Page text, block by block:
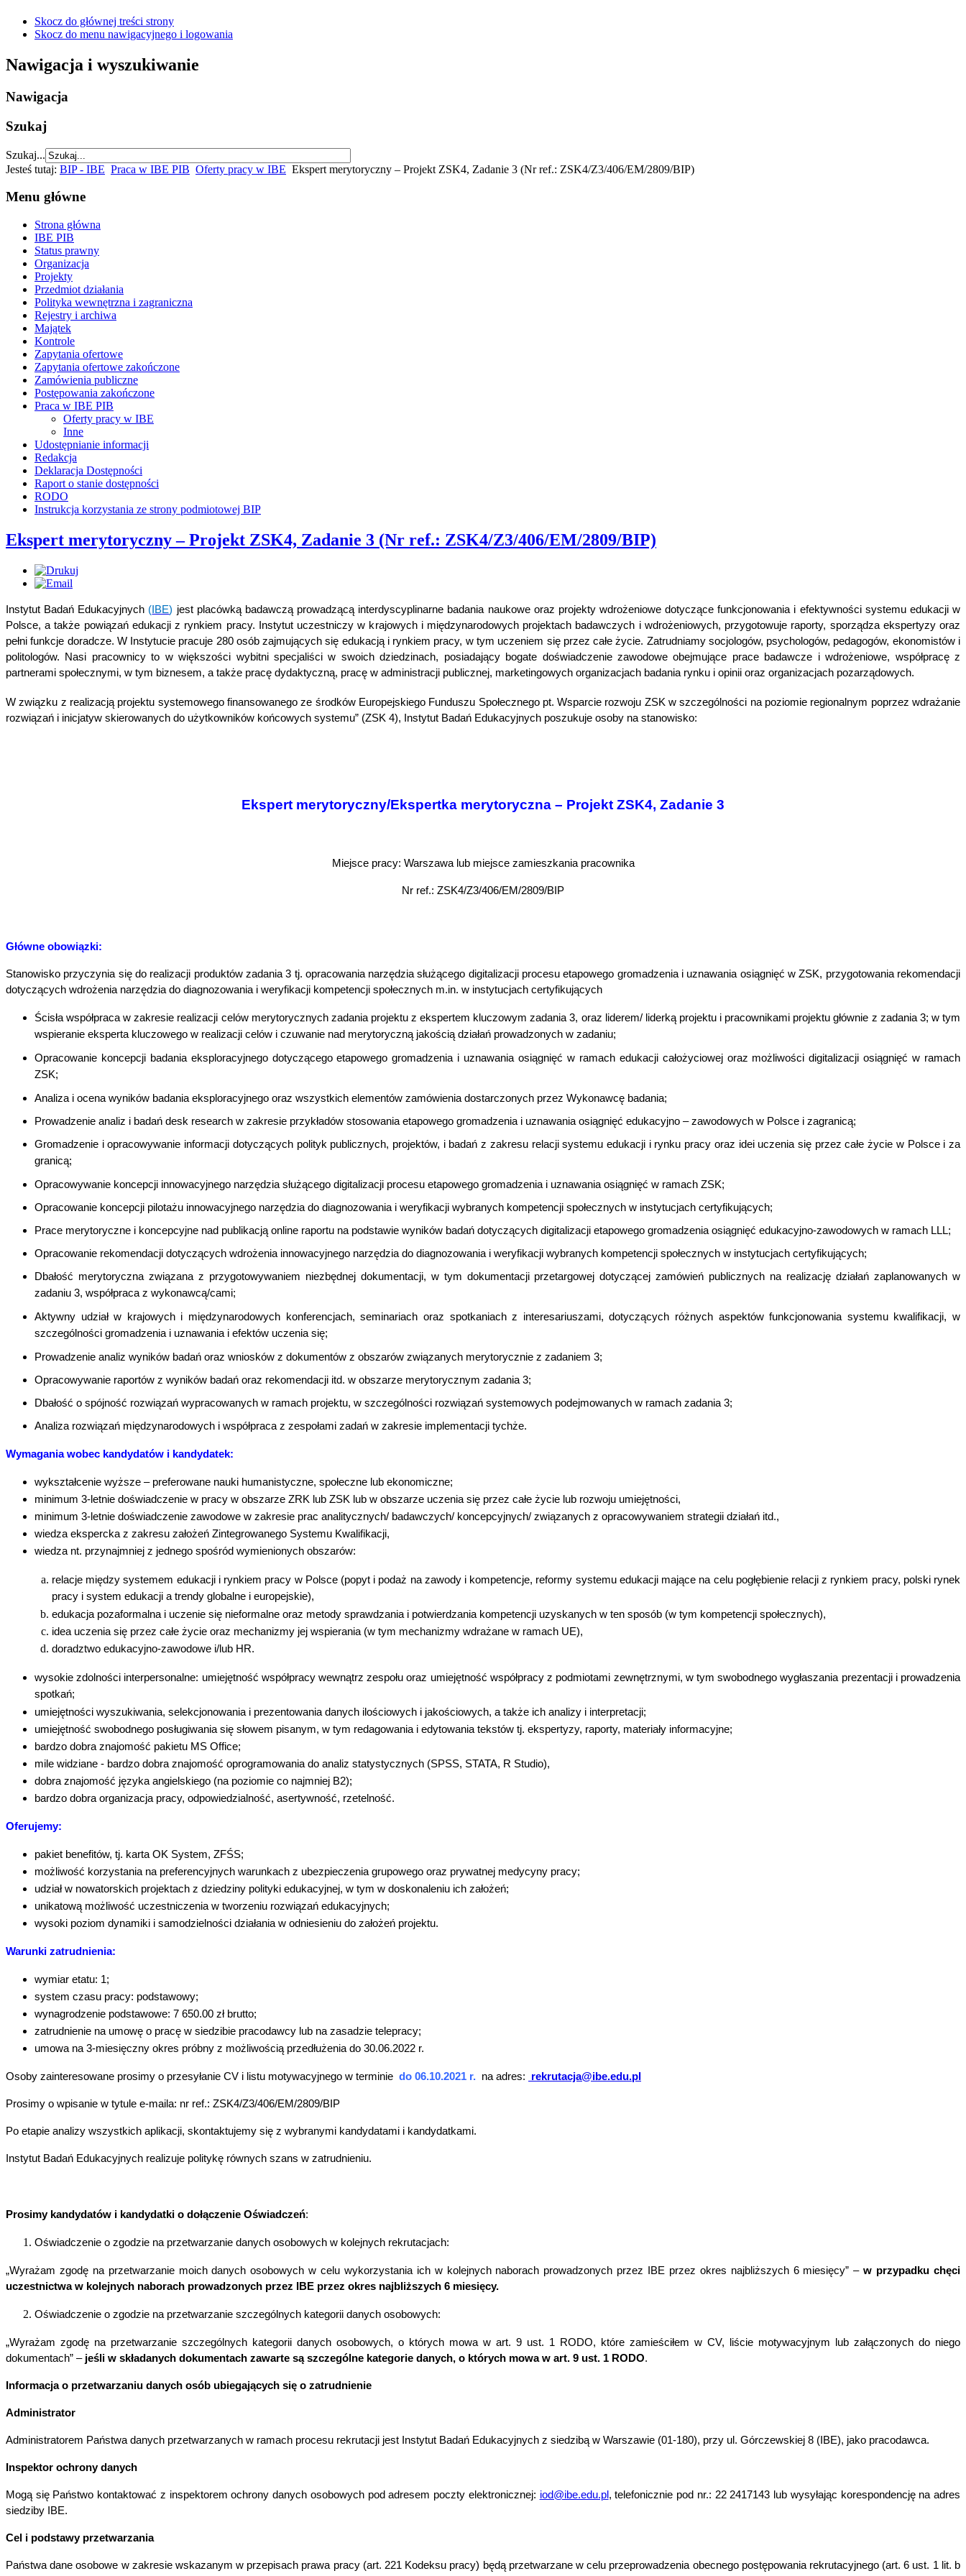
Skocz do głównej treści strony
Skocz do menu nawigacyjnego i logowania
Nawigacja i wyszukiwanie
Nawigacja
Szukaj
Szukaj...
Jesteś tutaj: BIP - IBE Praca w IBE PIB Oferty pracy w IBE Ekspert merytoryczny – Projekt ZSK4, Zadanie 3 (Nr ref.: ZSK4/Z3/406/EM/2809/BIP)
Menu główne
Strona główna
IBE PIB
Status prawny
Organizacja
Projekty
Przedmiot działania
Polityka wewnętrzna i zagraniczna
Rejestry i archiwa
Majątek
Kontrole
Zapytania ofertowe
Zapytania ofertowe zakończone
Zamówienia publiczne
Postępowania zakończone
Praca w IBE PIB
Oferty pracy w IBE
Inne
Udostępnianie informacji
Redakcja
Deklaracja Dostępności
Raport o stanie dostępności
RODO
Instrukcja korzystania ze strony podmiotowej BIP
Ekspert merytoryczny – Projekt ZSK4, Zadanie 3 (Nr ref.: ZSK4/Z3/406/EM/2809/BIP)
Instytut Badań Edukacyjnych ( IBE) jest placówką badawczą prowadzącą interdyscyplinarne badania naukowe oraz projekty wdrożeniowe dotyczące funkcjonowania i efektywności systemu edukacji w
Polsce, a także powiązań edukacji z rynkiem pracy. Instytut uczestniczy w krajowych i międzynarodowych projektach badawczych i wdrożeniowych, przygotowuje raporty, sporządza ekspertyzy oraz
pełni funkcje doradcze. W Instytucie pracuje 280 osób zajmujących się edukacją i rynkiem pracy, w tym uczeniem się przez całe życie. Zatrudniamy socjologów, psychologów, pedagogów, ekonomistów i
politologów. Nasi pracownicy to w większości wybitni specjaliści w swoich dziedzinach, posiadający bogate doświadczenie zawodowe obejmujące prace badawcze i wdrożeniowe, współpracę z
partnerami społecznymi, w tym biznesem, a także pracę dydaktyczną, pracę w administracji publicznej, marketingowych organizacjach badania rynku i opinii oraz organizacjach pozarządowych.
W związku z realizacją projektu systemowego finansowanego ze środków Europejskiego Funduszu Społecznego pt. Wsparcie rozwoju ZSK w szczególności na poziomie regionalnym poprzez wdrażanie
rozwiązań i inicjatyw skierowanych do użytkowników końcowych systemu” (ZSK 4), Instytut Badań Edukacyjnych poszukuje osoby na stanowisko:
Ekspert merytoryczny/Ekspertka merytoryczna – Projekt ZSK4, Zadanie 3
Miejsce pracy: Warszawa lub miejsce zamieszkania pracownika
Nr ref.: ZSK4/Z3/406/EM/2809/BIP
Główne obowiązki:
Stanowisko przyczynia się do realizacji produktów zadania 3 tj. opracowania narzędzia służącego digitalizacji procesu etapowego gromadzenia i uznawania osiągnięć w ZSK, przygotowania rekomendacji
dotyczących wdrożenia narzędzia do diagnozowania i weryfikacji kompetencji społecznych m.in. w instytucjach certyfikujących
Ścisła współpraca w zakresie realizacji celów merytorycznych zadania projektu z ekspertem kluczowym zadania 3, oraz liderem/ liderką projektu i pracownikami projektu głównie z zadania 3; w tym
wspieranie eksperta kluczowego w realizacji celów i czuwanie nad merytoryczną jakością działań prowadzonych w zadaniu;
Opracowanie koncepcji badania eksploracyjnego dotyczącego etapowego gromadzenia i uznawania osiągnięć w ramach edukacji całożyciowej oraz możliwości digitalizacji osiągnięć w ramach
ZSK;
Analiza i ocena wyników badania eksploracyjnego oraz wszystkich elementów zamówienia dostarczonych przez Wykonawcę badania;
Prowadzenie analiz i badań desk research w zakresie przykładów stosowania etapowego gromadzenia i uznawania osiągnięć edukacyjno – zawodowych w Polsce i zagranicą;
Gromadzenie i opracowywanie informacji dotyczących polityk publicznych, projektów, i badań z zakresu relacji systemu edukacji i rynku pracy oraz idei uczenia się przez całe życie w Polsce i za
granicą;
Opracowywanie koncepcji innowacyjnego narzędzia służącego digitalizacji procesu etapowego gromadzenia i uznawania osiągnięć w ramach ZSK;
Opracowanie koncepcji pilotażu innowacyjnego narzędzia do diagnozowania i weryfikacji wybranych kompetencji społecznych w instytucjach certyfikujących;
Prace merytoryczne i koncepcyjne nad publikacją online raportu na podstawie wyników badań dotyczących digitalizacji etapowego gromadzenia osiągnięć edukacyjno-zawodowych w ramach LLL;
Opracowanie rekomendacji dotyczących wdrożenia innowacyjnego narzędzia do diagnozowania i weryfikacji wybranych kompetencji społecznych w instytucjach certyfikujących;
Dbałość merytoryczna związana z przygotowywaniem niezbędnej dokumentacji, w tym dokumentacji przetargowej dotyczącej zamówień publicznych na realizację działań zaplanowanych w
zadaniu 3, współpraca z wykonawcą/cami;
Aktywny udział w krajowych i międzynarodowych konferencjach, seminariach oraz spotkaniach z interesariuszami, dotyczących różnych aspektów funkcjonowania systemu kwalifikacji, w
szczególności gromadzenia i uznawania i efektów uczenia się;
Prowadzenie analiz wyników badań oraz wniosków z dokumentów z obszarów związanych merytorycznie z zadaniem 3;
Opracowywanie raportów z wyników badań oraz rekomendacji itd. w obszarze merytorycznym zadania 3;
Dbałość o spójność rozwiązań wypracowanych w ramach projektu, w szczególności rozwiązań systemowych podejmowanych w ramach zadania 3;
Analiza rozwiązań międzynarodowych i współpraca z zespołami zadań w zakresie implementacji tychże.
Wymagania wobec kandydatów i kandydatek:
wykształcenie wyższe – preferowane nauki humanistyczne, społeczne lub ekonomiczne;
minimum 3-letnie doświadczenie w pracy w obszarze ZRK lub ZSK lub w obszarze uczenia się przez całe życie lub rozwoju umiejętności,
minimum 3-letnie doświadczenie zawodowe w zakresie prac analitycznych/ badawczych/ koncepcyjnych/ związanych z opracowywaniem strategii działań itd.,
wiedza ekspercka z zakresu założeń Zintegrowanego Systemu Kwalifikacji,
wiedza nt. przynajmniej z jednego spośród wymienionych obszarów:
relacje między systemem edukacji i rynkiem pracy w Polsce (popyt i podaż na zawody i kompetencje, reformy systemu edukacji mające na celu pogłębienie relacji z rynkiem pracy, polski rynek
pracy i system edukacji a trendy globalne i europejskie),
edukacja pozaformalna i uczenie się nieformalne oraz metody sprawdzania i potwierdzania kompetencji uzyskanych w ten sposób (w tym kompetencji społecznych),
idea uczenia się przez całe życie oraz mechanizmy jej wspierania (w tym mechanizmy wdrażane w ramach UE),
doradztwo edukacyjno-zawodowe i/lub HR.
wysokie zdolności interpersonalne: umiejętność współpracy wewnątrz zespołu oraz umiejętność współpracy z podmiotami zewnętrznymi, w tym swobodnego wygłaszania prezentacji i prowadzenia
spotkań;
umiejętności wyszukiwania, selekcjonowania i prezentowania danych ilościowych i jakościowych, a także ich analizy i interpretacji;
umiejętność swobodnego posługiwania się słowem pisanym, w tym redagowania i edytowania tekstów tj. ekspertyzy, raporty, materiały informacyjne;
bardzo dobra znajomość pakietu MS Office;
mile widziane - bardzo dobra znajomość oprogramowania do analiz statystycznych (SPSS, STATA, R Studio),
dobra znajomość języka angielskiego (na poziomie co najmniej B2);
bardzo dobra organizacja pracy, odpowiedzialność, asertywność, rzetelność.
Oferujemy:
pakiet benefitów, tj. karta OK System, ZFŚS;
możliwość korzystania na preferencyjnych warunkach z ubezpieczenia grupowego oraz prywatnej medycyny pracy;
udział w nowatorskich projektach z dziedziny polityki edukacyjnej, w tym w doskonaleniu ich założeń;
unikatową możliwość uczestniczenia w tworzeniu rozwiązań edukacyjnych;
wysoki poziom dynamiki i samodzielności działania w odniesieniu do założeń projektu.
Warunki zatrudnienia:
wymiar etatu: 1;
system czasu pracy: podstawowy;
wynagrodzenie podstawowe: 7 650.00 zł brutto;
zatrudnienie na umowę o pracę w siedzibie pracodawcy lub na zasadzie telepracy;
umowa na 3-miesięczny okres próbny z możliwością przedłużenia do 30.06.2022 r.
Osoby zainteresowane prosimy o przesyłanie CV i listu motywacyjnego w terminie do 06.10.2021 r. na adres: rekrutacja@ibe.edu.pl
Prosimy o wpisanie w tytule e-maila: nr ref.: ZSK4/Z3/406/EM/2809/BIP
Po etapie analizy wszystkich aplikacji, skontaktujemy się z wybranymi kandydatami i kandydatkami.
Instytut Badań Edukacyjnych realizuje politykę równych szans w zatrudnieniu.
Prosimy kandydatów i kandydatki o dołączenie Oświadczeń:
Oświadczenie o zgodzie na przetwarzanie danych osobowych w kolejnych rekrutacjach:
„Wyrażam zgodę na przetwarzanie moich danych osobowych w celu wykorzystania ich w kolejnych naborach prowadzonych przez IBE przez okres najbliższych 6 miesięcy” –w przypadku chęci
uczestnictwa w kolejnych naborach prowadzonych przez IBE przez okres najbliższych 6 miesięcy.
Oświadczenie o zgodzie na przetwarzanie szczególnych kategorii danych osobowych:
„Wyrażam zgodę na przetwarzanie szczególnych kategorii danych osobowych, o których mowa w art. 9 ust. 1 RODO, które zamieściłem w CV, liście motywacyjnym lub załączonych do niego
dokumentach” – jeśli w składanych dokumentach zawarte są szczególne kategorie danych, o których mowa w art. 9 ust. 1 RODO.
Informacja o przetwarzaniu danych osób ubiegających się o zatrudnienie
Administrator
Administratorem Państwa danych przetwarzanych w ramach procesu rekrutacji jest Instytut Badań Edukacyjnych z siedzibą w Warszawie (01-180), przy ul. Górczewskiej 8 (IBE), jako pracodawca.
Inspektor ochrony danych
Mogą się Państwo kontaktować z inspektorem ochrony danych osobowych pod adresem poczty elektronicznej: iod@ibe.edu.pl, telefonicznie pod nr.: 22 2417143 lub wysyłając korespondencję na adres
siedziby IBE.
Cel i podstawy przetwarzania
Państwa dane osobowe w zakresie wskazanym w przepisach prawa pracy (art. 221 Kodeksu pracy) będą przetwarzane w celu przeprowadzenia obecnego postępowania rekrutacyjnego (art. 6 ust. 1 lit. b